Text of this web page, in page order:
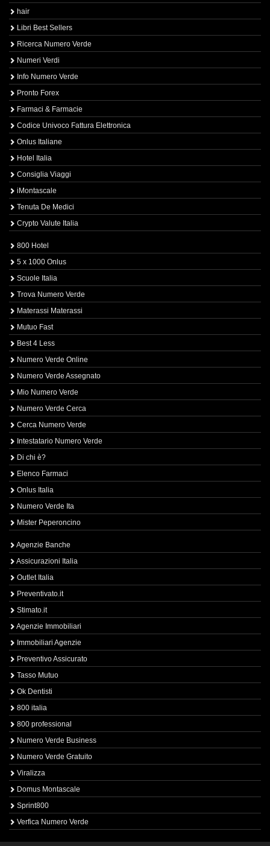
hair
Libri Best Sellers
Ricerca Numero Verde
Numeri Verdi
Info Numero Verde
Pronto Forex
Farmaci & Farmacie
Codice Univoco Fattura Elettronica
Onlus Italiane
Hotel Italia
Consiglia Viaggi
iMontascale
Tenuta De Medici
Crypto Valute Italia
800 Hotel
5 x 1000 Onlus
Scuole Italia
Trova Numero Verde
Materassi Materassi
Mutuo Fast
Best 4 Less
Numero Verde Online
Numero Verde Assegnato
Mio Numero Verde
Numero Verde Cerca
Cerca Numero Verde
Intestatario Numero Verde
Di chi è?
Elenco Farmaci
Onlus Italia
Numero Verde Ita
Mister Peperoncino
Agenzie Banche
Assicurazioni Italia
Outlet Italia
Preventivato.it
Stimato.it
Agenzie Immobiliari
Immobiliari Agenzie
Preventivo Assicurato
Tasso Mutuo
Ok Dentisti
800 italia
800 professional
Numero Verde Business
Numero Verde Gratuito
Viralizza
Domus Montascale
Sprint800
Verfica Numero Verde